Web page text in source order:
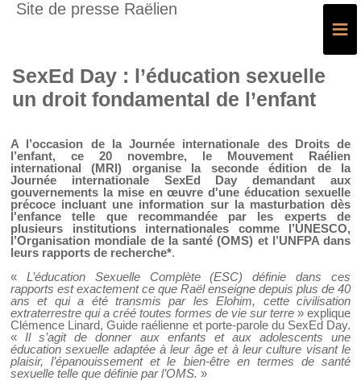
Site de presse Raëlien
≡
SexEd Day : l’éducation sexuelle
un droit fondamental de l’enfant
A l’occasion de la Journée internationale des Droits de
l’enfant, ce 20 novembre, le Mouvement Raélien
international (MRI) organise la seconde édition de la
Journée internationale SexEd Day demandant aux
gouvernements la mise en œuvre d'une éducation sexuelle
précoce incluant une information sur la masturbation dès
l'enfance telle que recommandée par les experts de
plusieurs institutions internationales comme l’UNESCO,
l’Organisation mondiale de la santé (OMS) et l’UNFPA dans
leurs rapports de recherche*.
« L’éducation Sexuelle Complète (ESC) définie dans ces
rapports est exactement ce que Raël enseigne depuis plus de 40
ans et qui a été transmis par les Elohim, cette civilisation
extraterrestre qui a créé toutes formes de vie sur terre » explique
Clémence Linard, Guide raélienne et porte-parole du SexEd Day.
« Il s’agit de donner aux enfants et aux adolescents une
éducation sexuelle adaptée à leur âge et à leur culture visant le
plaisir, l’épanouissement et le bien-être en termes de santé
sexuelle telle que définie par l’OMS. »